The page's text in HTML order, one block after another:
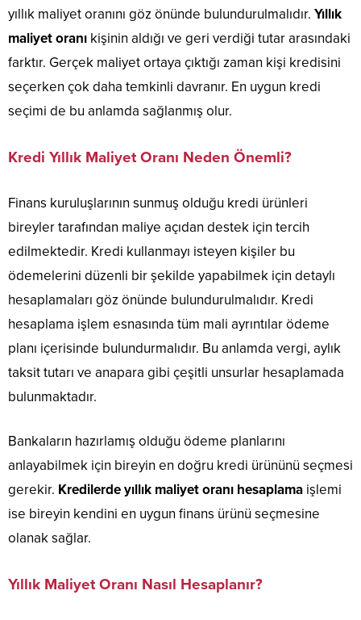
yıllık maliyet oranını göz önünde bulundurulmalıdır. Yıllık
maliyet oranı kişinin aldığı ve geri verdiği tutar arasındaki
farktır. Gerçek maliyet ortaya çıktığı zaman kişi kredisini
seçerken çok daha temkinli davranır. En uygun kredi
seçimi de bu anlamda sağlanmış olur.
Kredi Yıllık Maliyet Oranı Neden Önemli?
Finans kuruluşlarının sunmuş olduğu kredi ürünleri
bireyler tarafından maliye açıdan destek için tercih
edilmektedir. Kredi kullanmayı isteyen kişiler bu
ödemelerini düzenli bir şekilde yapabilmek için detaylı
hesaplamaları göz önünde bulundurulmalıdır. Kredi
hesaplama işlem esnasında tüm mali ayrıntılar ödeme
planı içerisinde bulundurmalıdır. Bu anlamda vergi, aylık
taksit tutarı ve anapara gibi çeşitli unsurlar hesaplamada
bulunmaktadır.
Bankaların hazırlamış olduğu ödeme planlarını
anlayabilmek için bireyin en doğru kredi ürününü seçmesi
gerekir. Kredilerde yıllık maliyet oranı hesaplama işlemi
ise bireyin kendini en uygun finans ürünü seçmesine
olanak sağlar.
Yıllık Maliyet Oranı Nasıl Hesaplanır?